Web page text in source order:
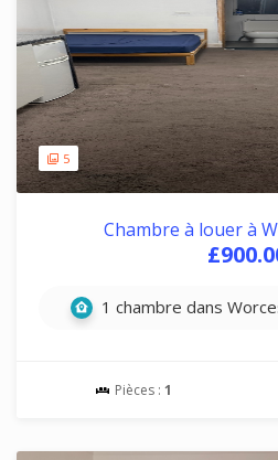
5
Chambre à louer à
1 chambre dans
Pièces : 1